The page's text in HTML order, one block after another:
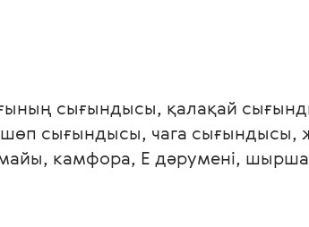
сығындысы, қалақай
сығындысы, чага сығындысы,
камфора, Е дәрумені,